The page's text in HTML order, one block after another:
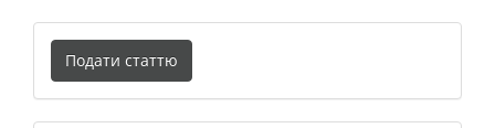
Подати
статтю
Подати статтю